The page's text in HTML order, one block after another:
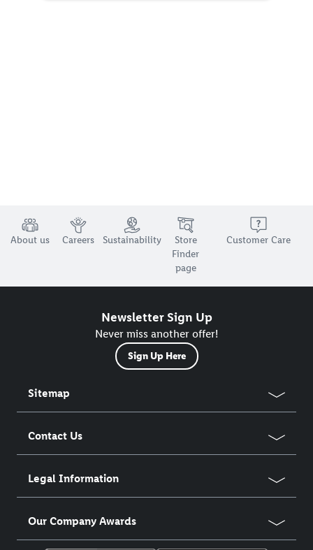
About us Careers Sustainability
Store
Finder
page
Customer Care
Newsletter Sign Up
Never miss another offer!
Sign Up Here
Sitemap
Contact Us
Legal Information
Our Company Awards